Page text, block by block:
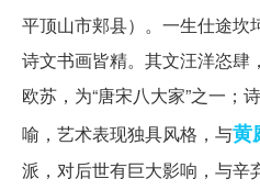
平顶山市郏县）。一生仕途坎
诗文书画皆精。其文汪洋恣肆
欧苏，为“唐宋八大家”之一；
喻，艺术表现独具风格，与黄
派，对后世有巨大影响，与辛